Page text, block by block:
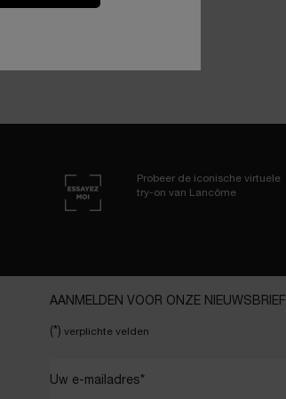
Probeer de iconische virtuele
try-on van Lancôme
AANMELDEN VOOR ONZE NIEUWSBRIEF
(*) verplichte velden
Uw e-mailadres*